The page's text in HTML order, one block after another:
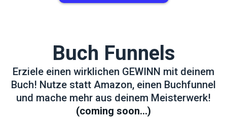
Buch Funnels
Erziele einen wirklichen GEWINN mit deinem
Buch! Nutze statt Amazon, einen Buchfunnel
und mache mehr aus deinem Meisterwerk!
(coming soon...)